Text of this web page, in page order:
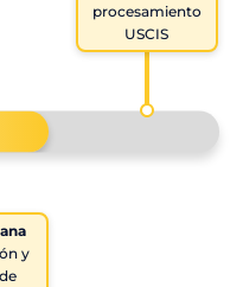
y
procesamiento
USCIS